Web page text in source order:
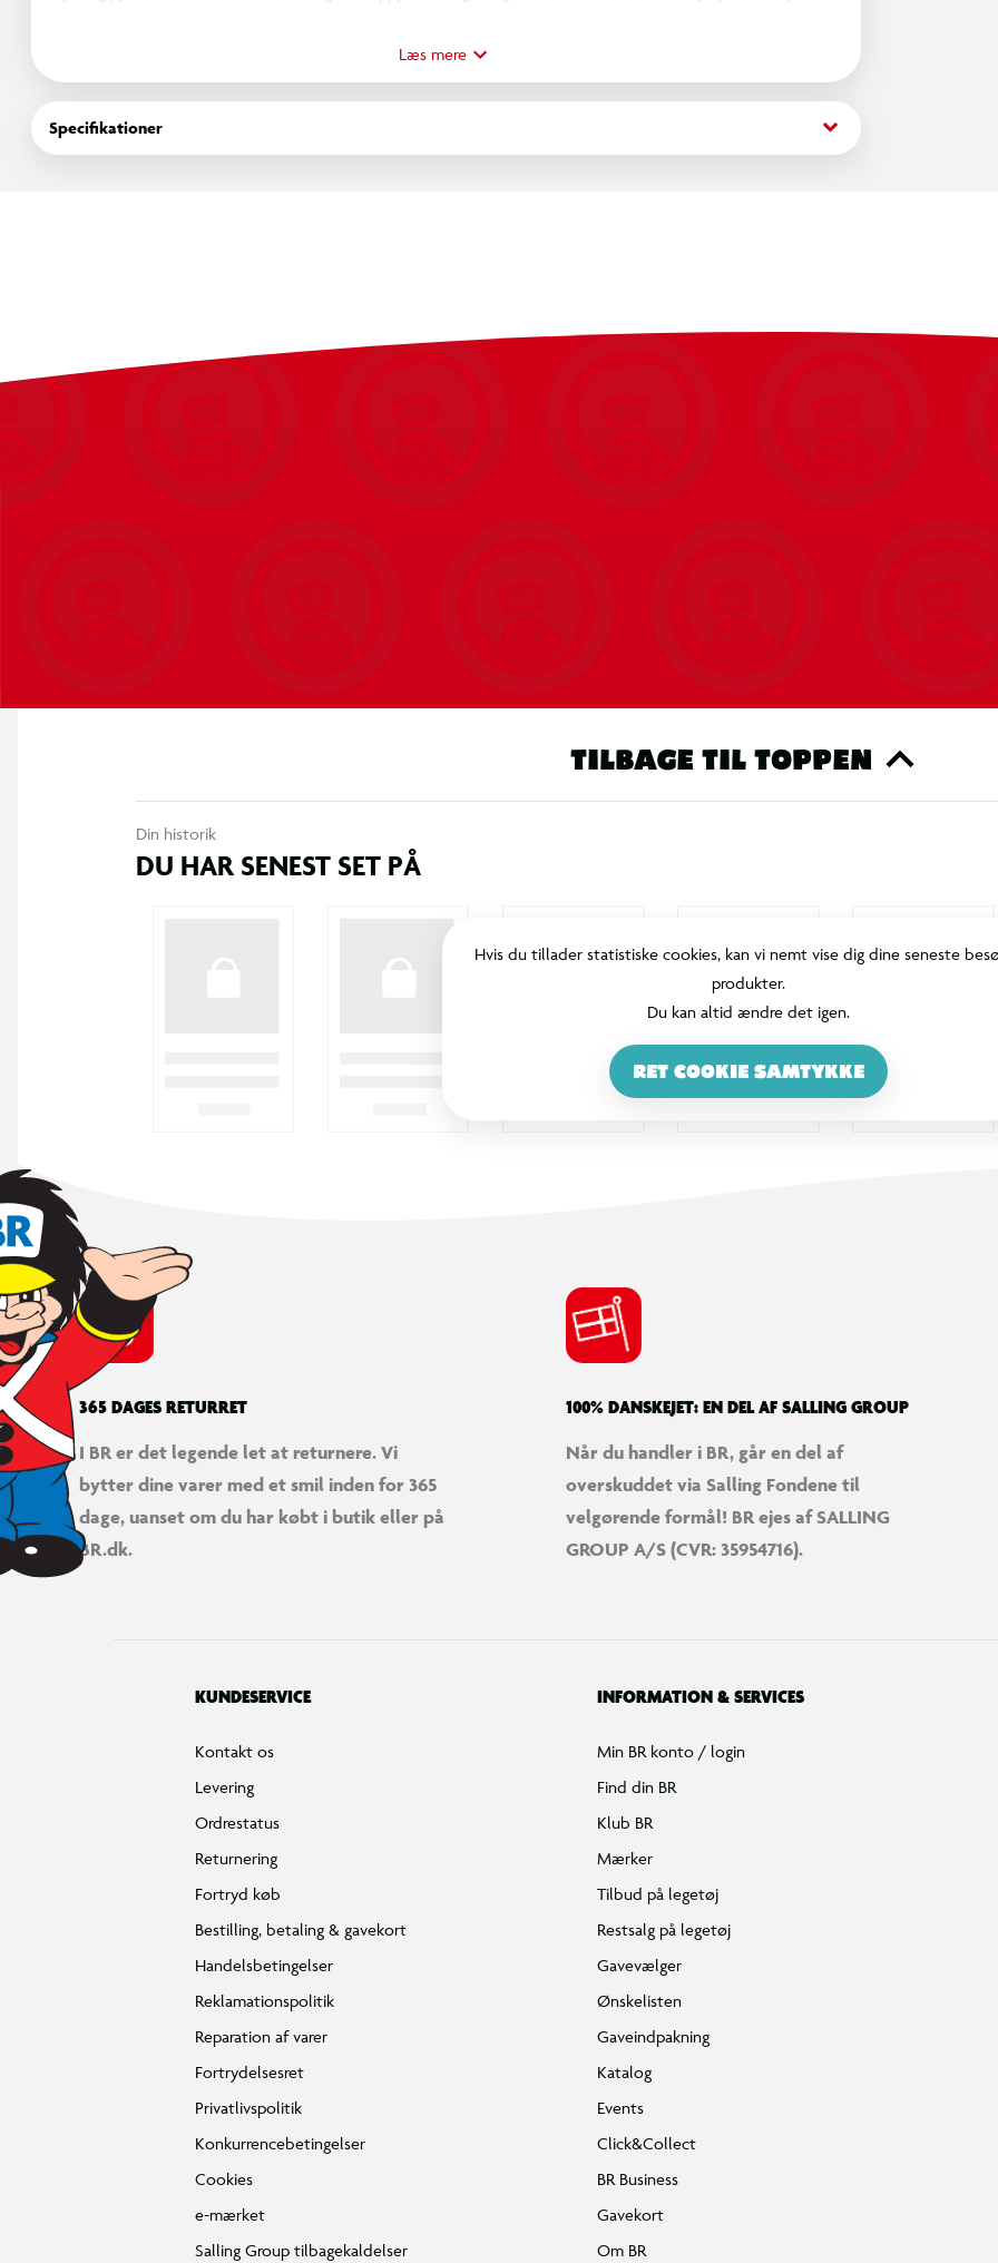
børnene nemt kan skifte hendes tøj, når de klæder hende ud. Inkluderer: 45 cm dukke, en sød kjole, 2
hårforlængere, 2 hårspænder, en kam, et par underbukser, afslappede sko, sokker og en guide til hårstyling.
Mix & Match: Tøjet har lette lukninger, så det hurtigt kan tages af og på. Kompatibel med de fleste 45 cm
dukker, dukketøj og tilbehør i samme serie. Fra 3 år.
Læs mere
Specifikationer keyboard_arrow_down
TILBAGE TIL TOPPEN
Din historik
DU HAR SENEST SET PÅ
Hvis du tillader statistiske cookies, kan vi nemt vise dig dine seneste
produkter.
Du kan altid ændre det igen.
RET COOKIE SAMTYKKE
365 DAGES RETURRET
I BR er det legende let at returnere. Vi
bytter dine varer med et smil inden for 365
dage, uanset om du har købt i butik eller på
BR.dk.
100% DANSKEJET: EN DEL AF SALLING GROUP
Når du handler i BR, går en del af
overskuddet via Salling Fondene til
velgørende formål! BR ejes af SALLING
GROUP A/S (CVR: 35954716).
KUNDESERVICE
Kontakt os
Levering
Ordrestatus
Returnering
Fortryd køb
Bestilling, betaling & gavekort
Handelsbetingelser
Reklamationspolitik
Reparation af varer
Fortrydelsesret
Privatlivspolitik
Konkurrencebetingelser
Cookies
e-mærket
Salling Group tilbagekaldelser
INFORMATION & SERVICES
Min BR konto / login
Find din BR
Klub BR
Mærker
Tilbud på legetøj
Restsalg på legetøj
Gavevælger
Ønskelisten
Gaveindpakning
Katalog
Events
Click&Collect
BR Business
Gavekort
Om BR